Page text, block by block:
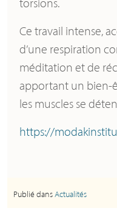
torsions.
Ce travail intense,
d’une respiration
méditation et de
apportant un bien-
les muscles se
https://
Publié dansActualités